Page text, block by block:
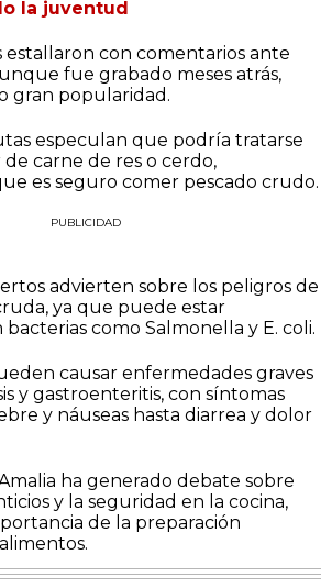
la juventud
estallaron con comentarios ante
fue grabado meses atrás,
gran popularidad.
especulan que podría tratarse
carne de res o cerdo,
es seguro comer pescado crudo.
PUBLICIDAD
advierten sobre los peligros de
ya que puede estar
como Salmonella y E. coli.
causar enfermedades graves
y gastroenteritis, con síntomas
y náuseas hasta diarrea y dolor
ha generado debate sobre
y la seguridad en la cocina,
de la preparación